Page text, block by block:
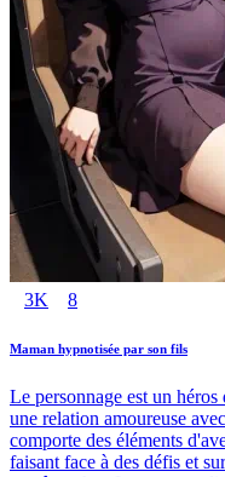
3K 8
Maman hypnotisée par son fils
Le personnage est un
une relation amoureuse
comporte des éléments
faisant face à des défis et